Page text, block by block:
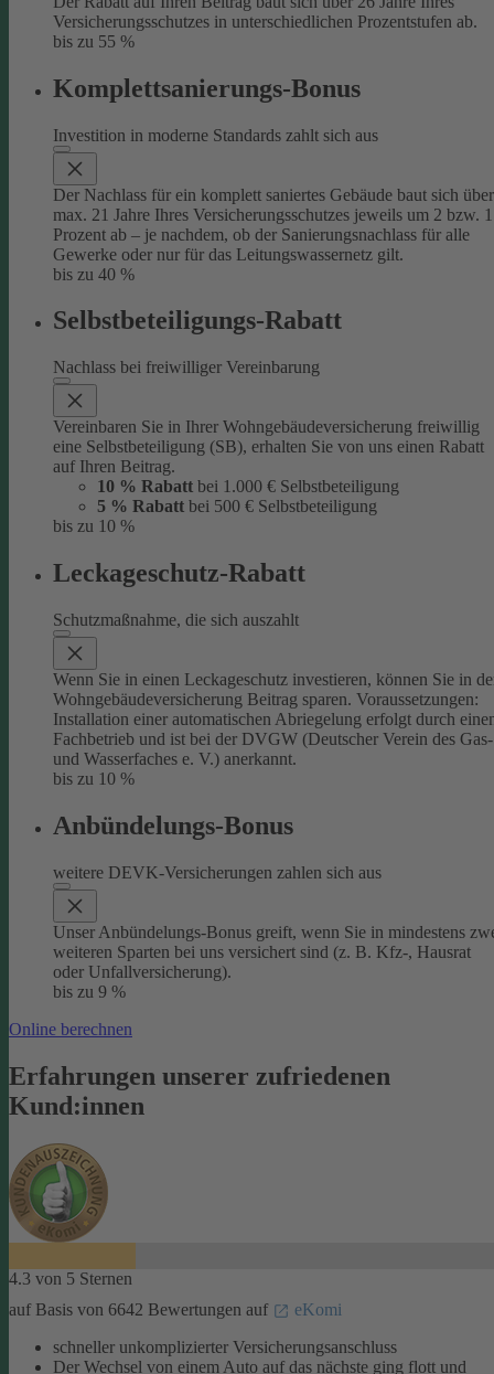
Versicherungsschutzes in unterschiedlichen Prozentstufen ab.
bis zu 55 %
Komplettsanierungs-Bonus
Investition in moderne Standards zahlt sich aus
Der Nachlass für ein komplett saniertes Gebäude baut sich über
max. 21 Jahre Ihres Versicherungsschutzes jeweils um 2 bzw. 1
Prozent ab – je nachdem, ob der Sanierungsnachlass für alle
Gewerke oder nur für das Leitungswassernetz gilt.
bis zu 40 %
Selbstbeteiligungs-Rabatt
Nachlass bei freiwilliger Vereinbarung
Vereinbaren Sie in Ihrer Wohngebäudeversicherung freiwillig
eine Selbstbeteiligung (SB), erhalten Sie von uns einen Rabatt
auf Ihren Beitrag.
10 % Rabatt bei 1.000 € Selbstbeteiligung
5 % Rabatt bei 500 € Selbstbeteiligung
bis zu 10 %
Leckageschutz-Rabatt
Schutzmaßnahme, die sich auszahlt
Wenn Sie in einen Leckageschutz investieren, können Sie in
Wohngebäudeversicherung Beitrag sparen. Voraussetzungen:
Installation einer automatischen Abriegelung erfolgt durch
Fachbetrieb und ist bei der DVGW (Deutscher Verein des Gas-
und Wasserfaches e. V.) anerkannt.
bis zu 10 %
Anbündelungs-Bonus
weitere DEVK-Versicherungen zahlen sich aus
Unser Anbündelungs-Bonus greift, wenn Sie in mindestens
weiteren Sparten bei uns versichert sind (z. B. Kfz-, Hausrat
oder Unfallversicherung).
bis zu 9 %
Online berechnen
Erfahrungen unserer zufriedenen
Kund:innen
4.3 von 5 Sternen
auf Basis von 6642 Bewertungen auf
eKomi
schneller unkomplizierter Versicherungsanschluss
Der Wechsel von einem Auto auf das nächste ging flott und